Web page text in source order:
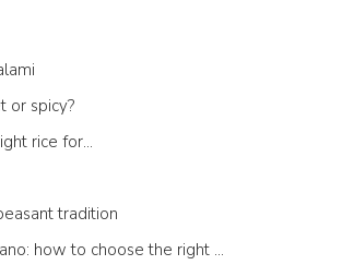
or spicy?
rice for...
tradition
Parmigiano Reggiano: how to choose the right one